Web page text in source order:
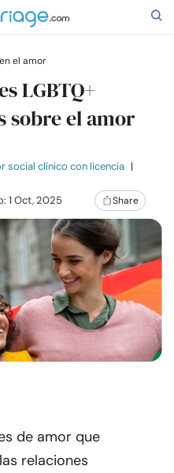
el amor
LGBTQ+
sobre el amor
social clínico con licencia |
1 Oct, 2025 Share
de amor que
relaciones